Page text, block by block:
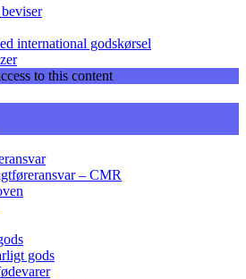
international godskørsel
to this content
– CMR
gods